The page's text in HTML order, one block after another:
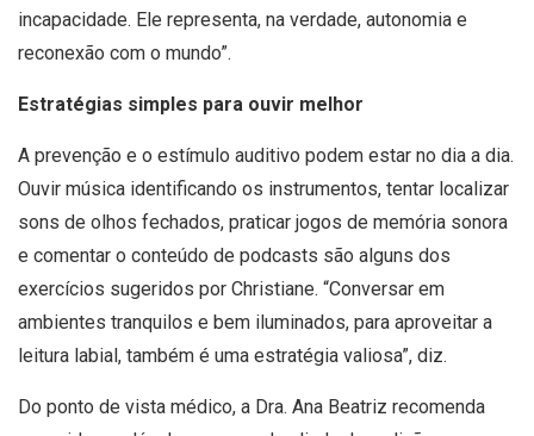
incapacidade. Ele representa, na verdade, autonomia e
reconexão com o mundo”.
Estratégias simples para ouvir melhor
A prevenção e o estímulo auditivo podem estar no dia a dia.
Ouvir música identificando os instrumentos, tentar localizar
sons de olhos fechados, praticar jogos de memória sonora
e comentar o conteúdo de podcasts são alguns dos
exercícios sugeridos por Christiane. “Conversar em
ambientes tranquilos e bem iluminados, para aproveitar a
leitura labial, também é uma estratégia valiosa”, diz.
Do ponto de vista médico, a Dra. Ana Beatriz recomenda